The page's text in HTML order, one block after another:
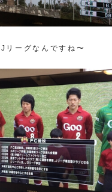
リーグなんですね〜